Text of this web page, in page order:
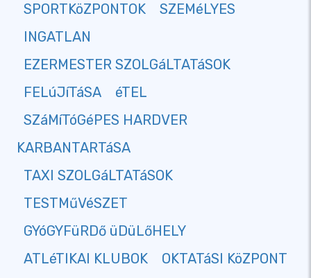
SPORTKöZPONTOK
SZEMéLYES
INGATLAN
EZERMESTER SZOLGáLTATáSOK
FELúJíTáSA
éTEL
SZáMíTóGéPES HARDVER
KARBANTARTáSA
TAXI SZOLGáLTATáSOK
TESTMűVéSZET
GYóGYFüRDő üDüLőHELY
ATLéTIKAI KLUBOK
OKTATáSI KöZPONT